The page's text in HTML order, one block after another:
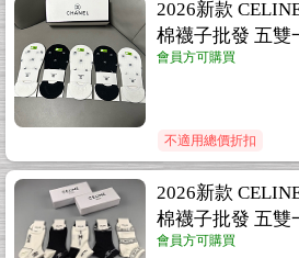
2026新款
棉襪子批發 五雙
會員方可購買
不適用總價折扣
2026新款
棉襪子批發 五雙
會員方可購買